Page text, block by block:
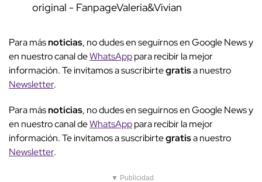
original - FanpageValeria&Vivian
Para másnoticias, no dudes en seguirnos en Google News y
en nuestro canal deWhatsApppara recibir la mejor
información. Te invitamos a suscribirtegratisa nuestro
Newsletter.
Para másnoticias, no dudes en seguirnos en Google News y
en nuestro canal deWhatsApppara recibir la mejor
información. Te invitamos a suscribirtegratisa nuestro
Newsletter.
▼ Publicidad